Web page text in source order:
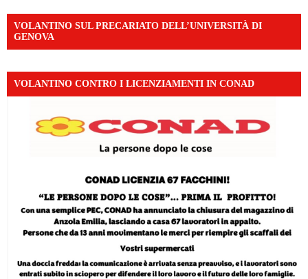
VOLANTINO SUL PRECARIATO DELL’UNIVERSITÀ DI
GENOVA
VOLANTINO CONTRO I LICENZIAMENTI IN CONAD